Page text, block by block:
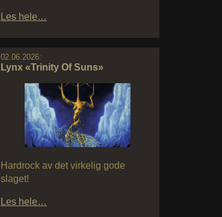
Les hele…
02.06.2026:
Lynx «Trinity Of Suns»
Hardrock av det virkelig gode
slaget!
Les hele…